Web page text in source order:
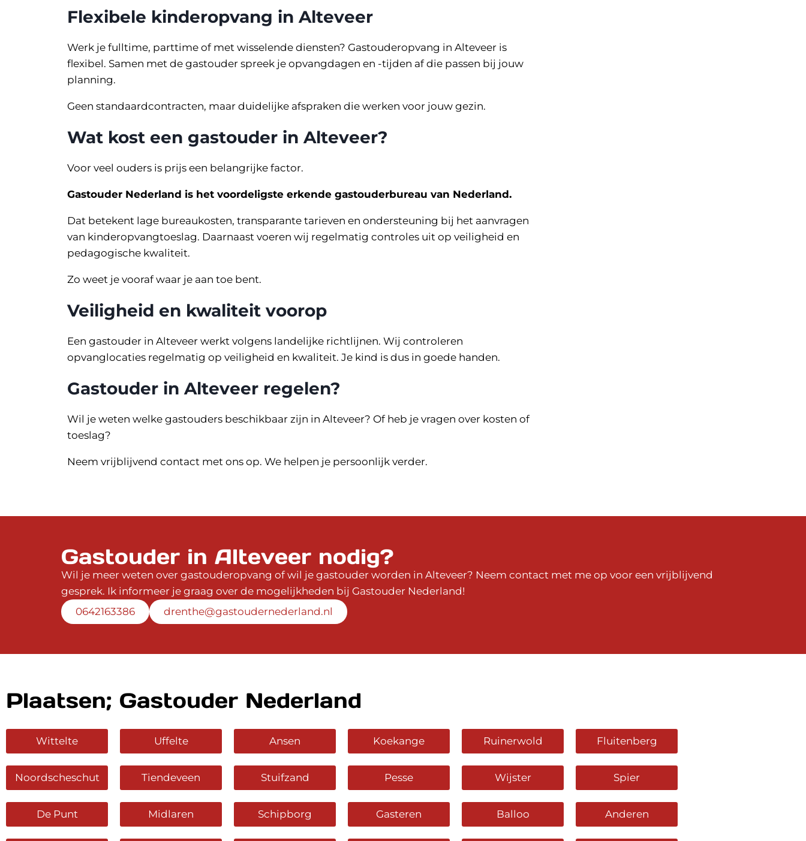
Flexibele kinderopvang in Alteveer
Werk je fulltime, parttime of met wisselende diensten? Gastouderopvang in Alteveer is
flexibel. Samen met de gastouder spreek je opvangdagen en -tijden af die passen bij jouw
planning.
Geen standaardcontracten, maar duidelijke afspraken die werken voor jouw gezin.
Wat kost een gastouder in Alteveer?
Voor veel ouders is prijs een belangrijke factor.
Gastouder Nederland is het voordeligste erkende gastouderbureau van Nederland.
Dat betekent lage bureaukosten, transparante tarieven en ondersteuning bij het aanvragen
van kinderopvangtoeslag. Daarnaast voeren wij regelmatig controles uit op veiligheid en
pedagogische kwaliteit.
Zo weet je vooraf waar je aan toe bent.
Veiligheid en kwaliteit voorop
Een gastouder in Alteveer werkt volgens landelijke richtlijnen. Wij controleren
opvanglocaties regelmatig op veiligheid en kwaliteit. Je kind is dus in goede handen.
Gastouder in Alteveer regelen?
Wil je weten welke gastouders beschikbaar zijn in Alteveer? Of heb je vragen over kosten of
toeslag?
Neem vrijblijvend contact met ons op. We helpen je persoonlijk verder.
Gastouder in Alteveer nodig?
Wil je meer weten over gastouderopvang of wil je gastouder worden in Alteveer? Neem contact met me op voor een vrijblijvend
gesprek. Ik informeer je graag over de mogelijkheden bij Gastouder Nederland!
0642163386
drenthe@gastoudernederland.nl
Plaatsen; Gastouder Nederland
Wittelte Uffelte Ansen Koekange Ruinerwold Fluitenberg
Noordscheschut Tiendeveen Stuifzand Pesse Wijster Spier
De Punt Midlaren Schipborg Gasteren Balloo Anderen